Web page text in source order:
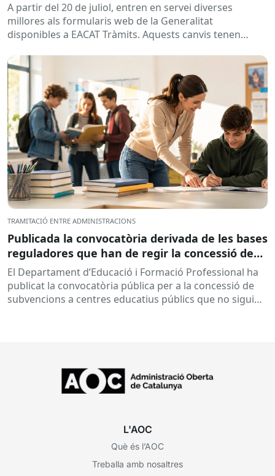
A partir del 20 de juliol, entren en servei diverses
millores als formularis web de la Generalitat
disponibles a EACAT Tràmits. Aquests canvis tenen
TRAMITACIÓ ENTRE ADMINISTRACIONS
Publicada la convocatòria derivada de les bases
reguladores que han de regir la concessió de
subvencions a centres educatius, per al
desenvolupament de programes de formació i
inserció, durant el curs 2026-2027
El Departament d’Educació i Formació Professional ha
publicat la convocatòria pública per a la concessió de
subvencions a centres educatius públics que no siguin
L'AOC
Què és l’AOC
Treballa amb nosaltres